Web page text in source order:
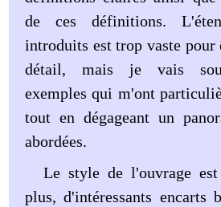
de ces définitions.
introduits est trop vaste
détail, mais je vais
exemples qui m'ont
tout en dégageant un
abordées.
Le style de l'ouvrage
plus, d'intéressants encarts